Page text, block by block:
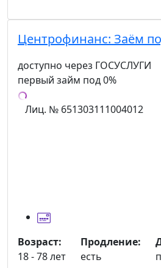
Центрофинанс: Заём
доступно через ГОСУСЛУГИ
первый займ под 0%
Лиц. № 651303111004012
Возраст:
18 - 78 лет
Продление:
есть